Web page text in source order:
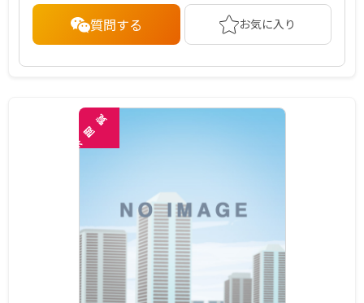
質問する お気に入り
未
閲
覧